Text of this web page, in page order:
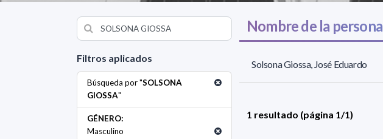
Filtros aplicados
Búsqueda por "SOLSONA
GIOSSA"
GÉNERO:
Masculino
Nombre de la persona
Solsona Giossa, José Eduardo
1 resultado (página 1/1)